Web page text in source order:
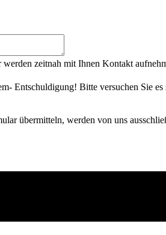
zeitnah mit Ihnen Kontakt
Entschuldigung! Bitte versuchen Sie
übermitteln, werden von uns